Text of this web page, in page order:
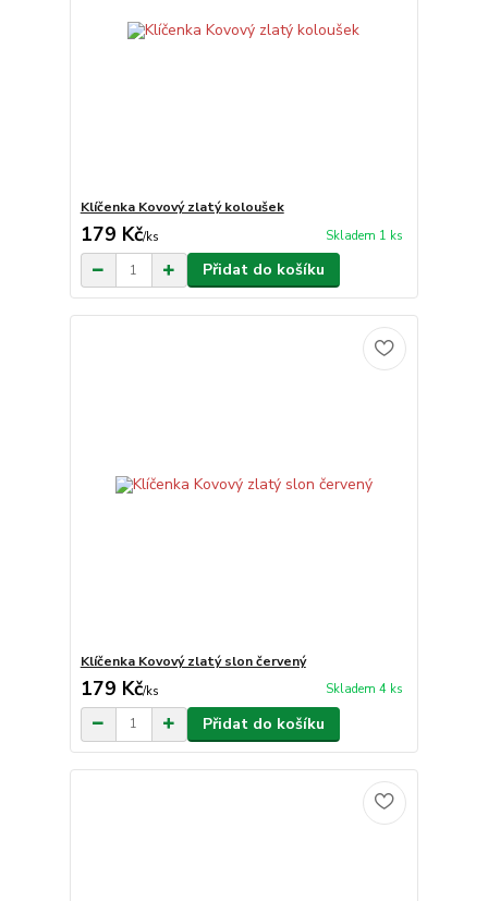
Klíčenka Kovový zlatý koloušek
179 Kč/ks Skladem 1 ks
Přidat do košíku
Klíčenka Kovový zlatý slon červený
179 Kč/ks Skladem 4 ks
Přidat do košíku